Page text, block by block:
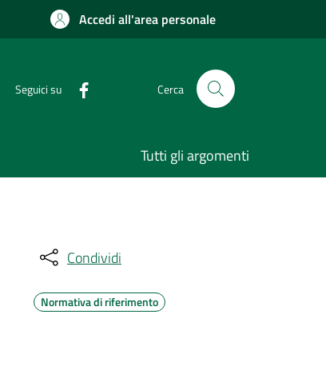
Accedi all'area personale
Seguici su Cerca
Tutti gli argomenti
Condividi
Normativa di riferimento